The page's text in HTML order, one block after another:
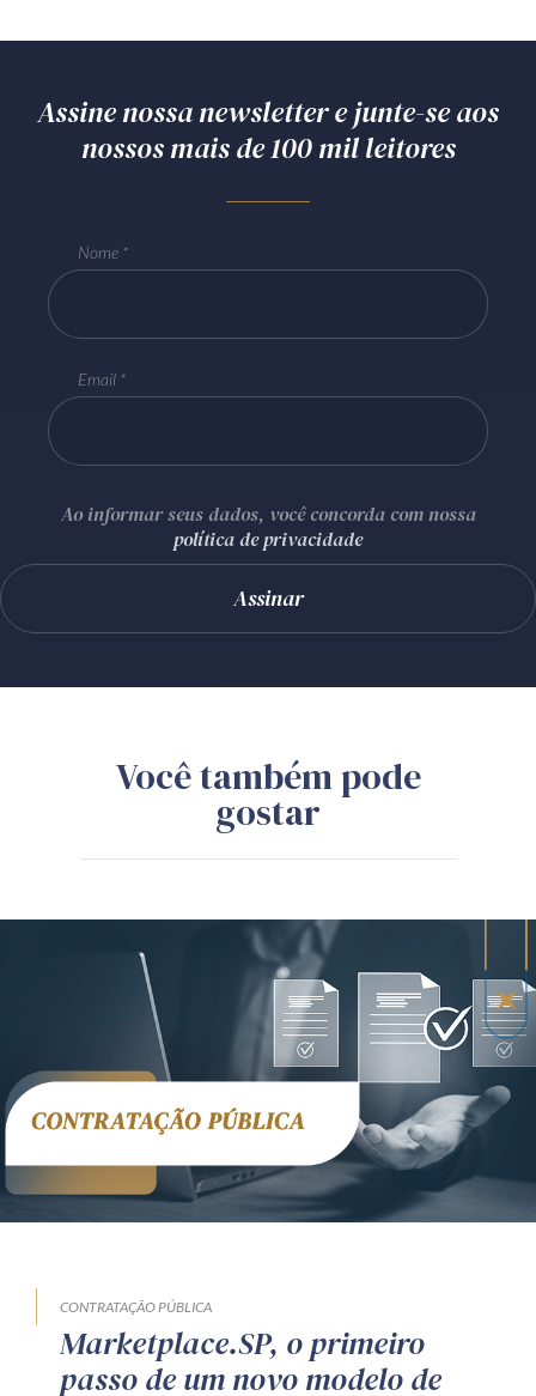
Assine nossa newsletter e junte-se aos
nossos mais de 100 mil leitores
Nome
Email
Ao informar seus dados, você concorda com nossa
política de privacidade
Você também pode
gostar
CONTRATAÇÃO PÚBLICA
Marketplace.SP, o primeiro
passo de um novo modelo de